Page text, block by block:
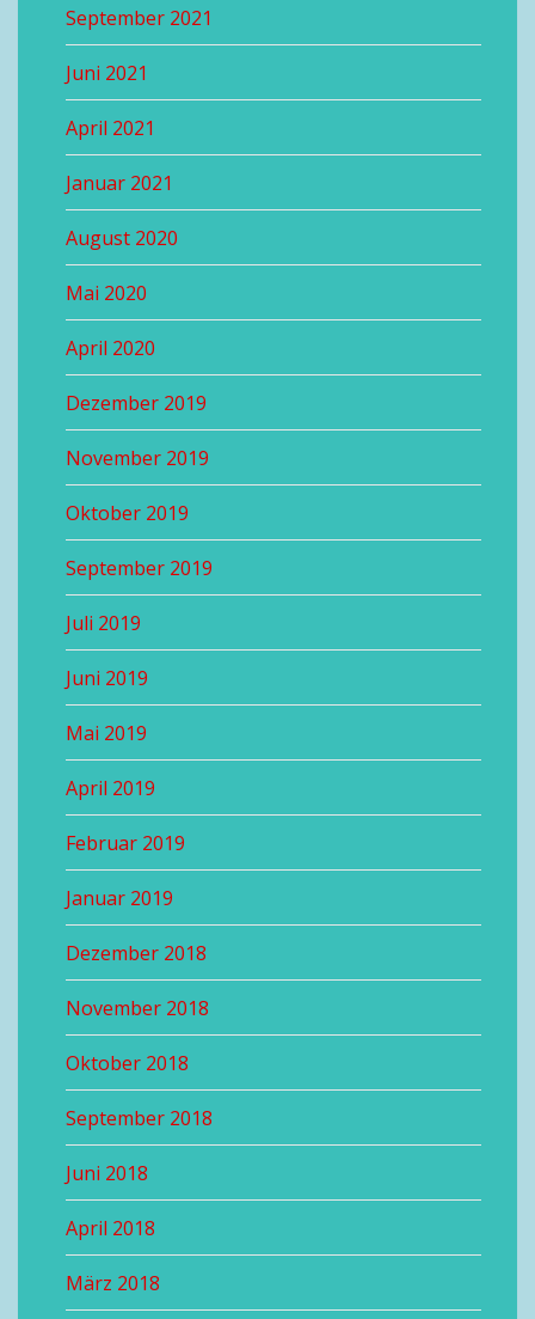
September 2021
Juni 2021
April 2021
Januar 2021
August 2020
Mai 2020
April 2020
Dezember 2019
November 2019
Oktober 2019
September 2019
Juli 2019
Juni 2019
Mai 2019
April 2019
Februar 2019
Januar 2019
Dezember 2018
November 2018
Oktober 2018
September 2018
Juni 2018
April 2018
März 2018